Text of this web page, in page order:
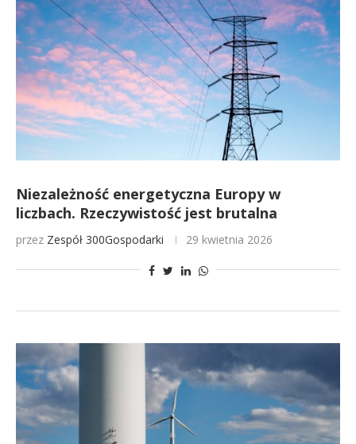
Niezależność energetyczna Europy w
liczbach. Rzeczywistość jest brutalna
przez Zespół 300Gospodarki 29 kwietnia 2026